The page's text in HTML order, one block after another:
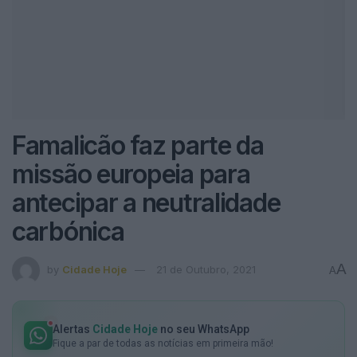
Famalicão faz parte da
missão europeia para
antecipar a neutralidade
carbónica
by Cidade Hoje 21 de Outubro, 2021 AA
Alertas Cidade Hoje no seu WhatsApp
Fique a par de todas as notícias em primeira mão!